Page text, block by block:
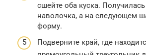
сшейте оба куска.
наволочка, а на следующем
форму.
Подверните край, где